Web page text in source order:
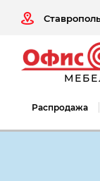
Распродажа